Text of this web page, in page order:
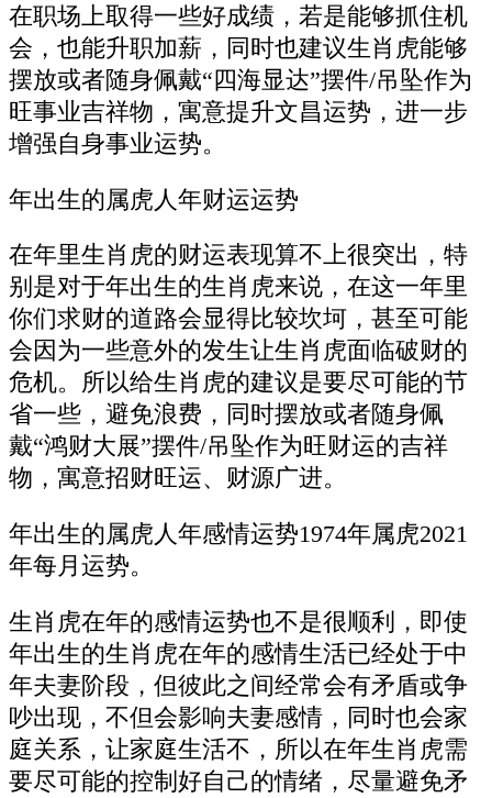
在职场上取得一些好成绩，若是能够抓住机
会，也能升职加薪，同时也建议生肖虎能够
摆放或者随身佩戴“四海显达”摆件/吊坠作为
旺事业吉祥物，寓意提升文昌运势，进一步
增强自身事业运势。
年出生的属虎人年财运运势
在年里生肖虎的财运表现算不上很突出，特
别是对于年出生的生肖虎来说，在这一年里
你们求财的道路会显得比较坎坷，甚至可能
会因为一些意外的发生让生肖虎面临破财的
危机。所以给生肖虎的建议是要尽可能的节
省一些，避免浪费，同时摆放或者随身佩
戴“鸿财大展”摆件/吊坠作为旺财运的吉祥
物，寓意招财旺运、财源广进。
年出生的属虎人年感情运势1974年属虎2021
年每月运势。
生肖虎在年的感情运势也不是很顺利，即使
年出生的生肖虎在年的感情生活已经处于中
年夫妻阶段，但彼此之间经常会有矛盾或争
吵出现，不但会影响夫妻感情，同时也会家
庭关系，让家庭生活不，所以在年生肖虎需
要尽可能的控制好自己的情绪，尽量避免矛